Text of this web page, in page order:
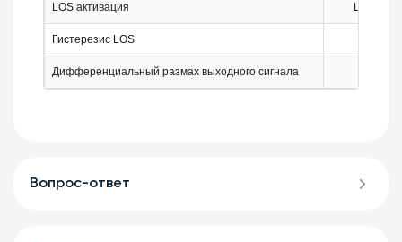
LOS активация LOS A
Гистерезис LOS
Дифференциальный размах выходного сигнала
Вопрос-ответ